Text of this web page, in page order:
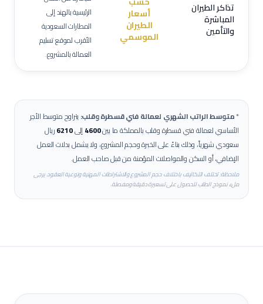
تذاكر الطيران
المباشرة
والتأمين
أسعار
الطيران
الموسمي
الرئيسية بالهند إلى
المطارات السعودية
الأقرب لموقع تسليم
العمالة بالمشروع.
*متوسط الراتب الشهري لعمالةفني قسطرة وقلب:يتراوح متوسط الأجر
الأساسي لعمالةفني قسطرة وقلببالمملكة ما بين4600إلى6210ريال
سعودي شهرياً، وذلك بناءً على الخبرة وحجم المشروع، ولا يشمل بدلات العمل
الإضافي، أو السكن والمواصلات المؤمنة من قبل صاحب العمل.
ملاحظة: تختلف التكاليف باختلاف حجم المشروع والاشتراطات المهنية ونوعية العقود. يرجى
ملء نموذج الطلب للحصول على تسعيرة دقيقة ومفصلة.